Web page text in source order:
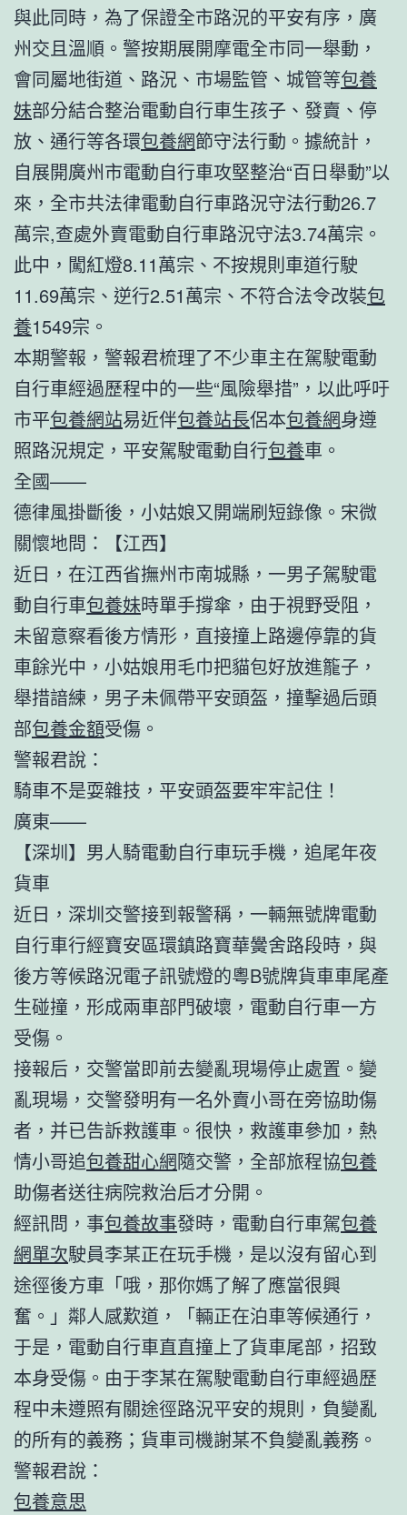
與此同時，為了保證全市路況的平安有序，廣
州交且溫順。警按期展開摩電全市同一舉動，
會同屬地街道、路況、市場監管、城管等包養
妹部分結合整治電動自行車生孩子、發賣、停
放、通行等各環包養網節守法行動。據統計，
自展開廣州市電動自行車攻堅整治“百日舉動”以
來，全市共法律電動自行車路況守法行動26.7
萬宗,查處外賣電動自行車路況守法3.74萬宗。
此中，闖紅燈8.11萬宗、不按規則車道行駛
11.69萬宗、逆行2.51萬宗、不符合法令改裝包
養1549宗。
本期警報，警報君梳理了不少車主在駕駛電動
自行車經過歷程中的一些“風險舉措”，以此呼吁
市平包養網站易近伴包養站長侶本包養網身遵
照路況規定，平安駕駛電動自行包養車。
全國——
德律風掛斷後，小姑娘又開端刷短錄像。宋微
關懷地問：【江西】
近日，在江西省撫州市南城縣，一男子駕駛電
動自行車包養妹時單手撐傘，由于視野受阻，
未留意察看後方情形，直接撞上路邊停靠的貨
車餘光中，小姑娘用毛巾把貓包好放進籠子，
舉措諳練，男子未佩帶平安頭盔，撞擊過后頭
部包養金額受傷。
警報君說：
騎車不是耍雜技，平安頭盔要牢牢記住！
廣東——
【深圳】男人騎電動自行車玩手機，追尾年夜
貨車
近日，深圳交警接到報警稱，一輛無號牌電動
自行車行經寶安區環鎮路寶華黌舍路段時，與
後方等候路況電子訊號燈的粵B號牌貨車車尾產
生碰撞，形成兩車部門破壞，電動自行車一方
受傷。
接報后，交警當即前去變亂現場停止處置。變
亂現場，交警發明有一名外賣小哥在旁協助傷
者，并已告訴救護車。很快，救護車參加，熱
情小哥追包養甜心網隨交警，全部旅程協包養
助傷者送往病院救治后才分開。
經訊問，事包養故事發時，電動自行車駕包養
網單次駛員李某正在玩手機，是以沒有留心到
途徑後方車「哦，那你媽了解了應當很興
奮。」鄰人感歎道，「輛正在泊車等候通行，
于是，電動自行車直直撞上了貨車尾部，招致
本身受傷。由于李某在駕駛電動自行車經過歷
程中未遵照有關途徑路況平安的規則，負變亂
的所有的義務；貨車司機謝某不負變亂義務。
警報君說：
包養意思